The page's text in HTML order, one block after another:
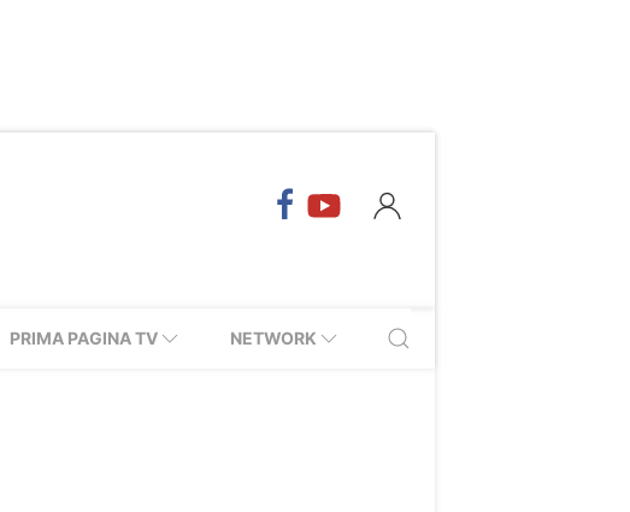
PRIMA PAGINA TV NETWORK